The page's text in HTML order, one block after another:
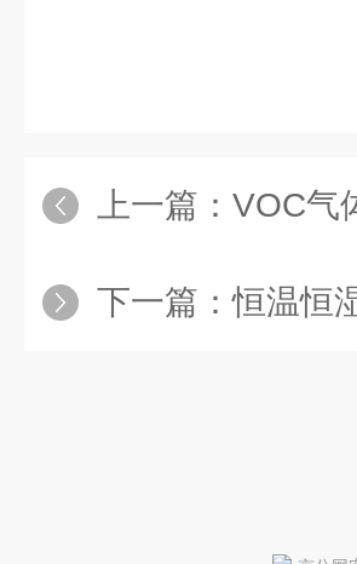
上一篇： VOC气
下一篇：恒温恒